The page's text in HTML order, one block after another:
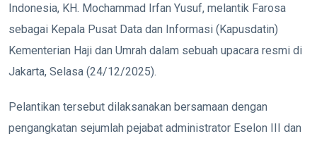
Indonesia, KH. Mochammad Irfan Yusuf, melantik Farosa
sebagai Kepala Pusat Data dan Informasi (Kapusdatin)
Kementerian Haji dan Umrah dalam sebuah upacara resmi di
Jakarta, Selasa (24/12/2025).
Pelantikan tersebut dilaksanakan bersamaan dengan
pengangkatan sejumlah pejabat administrator Eselon III dan